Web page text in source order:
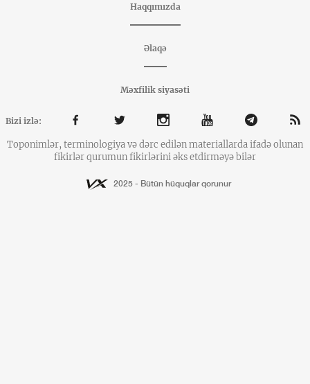
Haqqımızda
Əlaqə
Məxfilik siyasəti
Bizi izlə:
Toponimlər, terminologiya və dərc edilən materiallarda ifadə olunan
fikirlər qurumun fikirlərini əks etdirməyə bilər
2025 - Bütün hüquqlar qorunur